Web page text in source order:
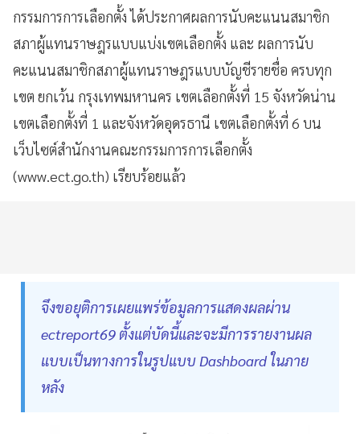
กรรมการการเลือกตั้ง ได้ประกาศผลการนับคะแนนสมาชิก
สภาผู้แทนราษฎรแบบแบ่งเขตเลือกตั้ง และ ผลการนับ
คะแนนสมาชิกสภาผู้แทนราษฎรแบบบัญชีรายชื่อ ครบทุก
เขต ยกเว้น กรุงเทพมหานคร เขตเลือกตั้งที่ 15 จังหวัดน่าน
เขตเลือกตั้งที่ 1 และจังหวัดอุดรธานี เขตเลือกตั้งที่ 6 บน
เว็บไซต์สำนักงานคณะกรรมการการเลือกตั้ง
(www.ect.go.th) เรียบร้อยแล้ว
จึงขอยุติการเผยแพร่ข้อมูลการแสดงผลผ่าน
ectreport69 ตั้งแต่บัดนี้และจะมีการรายงานผล
แบบเป็นทางการในรูปแบบ Dashboard ในภาย
หลัง